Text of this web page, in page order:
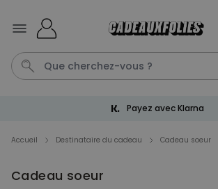
Personnalisable
Livraison gratuite dès 60 €
Accueil Destinataire du cadeau Cadeau soeur
Cadeau soeur